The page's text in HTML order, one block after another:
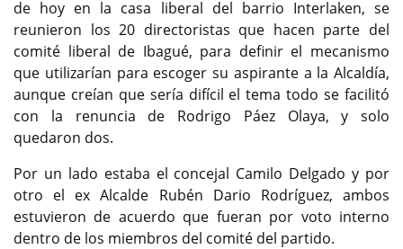
de hoy en la casa liberal del barrio Interlaken, se
reunieron los 20 directoristas que hacen parte del
comité liberal de Ibagué, para definir el mecanismo
que utilizarían para escoger su aspirante a la Alcaldía,
aunque creían que sería difícil el tema todo se facilitó
con la renuncia de Rodrigo Páez Olaya, y solo
quedaron dos.
Por un lado estaba el concejal Camilo Delgado y por
otro el ex Alcalde Rubén Dario Rodríguez, ambos
estuvieron de acuerdo que fueran por voto interno
dentro de los miembros del comité del partido.